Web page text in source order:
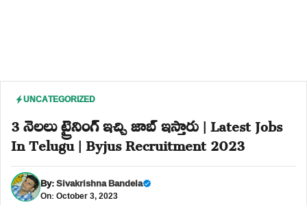
UNCATEGORIZED
3 నెలలు ట్రైనింగ్ ఇచ్చి జాబ్ ఇస్తారు | Latest Jobs
In Telugu | Byjus Recruitment 2023
By:Sivakrishna Bandela
On: October 3, 2023